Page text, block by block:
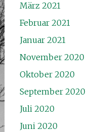
März 2021
Februar 2021
Januar 2021
November 2020
Oktober 2020
September 2020
Juli 2020
Juni 2020